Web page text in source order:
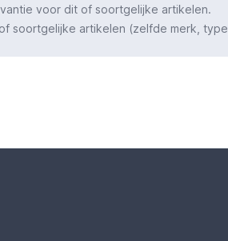
voor dit of soortgelijke artikelen.
soortgelijke artikelen (zelfde merk,